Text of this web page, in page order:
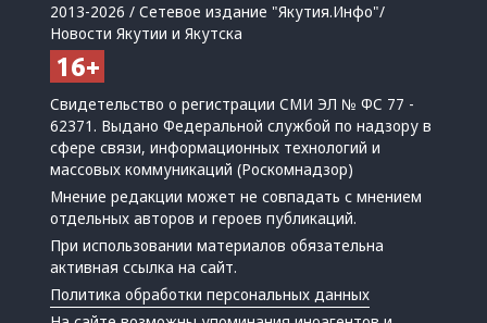
2013-2026 / Сетевое издание "Якутия.Инфо"/
Новости Якутии и Якутска
Свидетельство о регистрации СМИ ЭЛ № ФС 77 -
62371. Выдано Федеральной службой по надзору в
сфере связи, информационных технологий и
массовых коммуникаций (Роскомнадзор)
Мнение редакции может не совпадать с мнением
отдельных авторов и героев публикаций.
При использовании материалов обязательна
активная ссылка на сайт.
Политика обработки персональных данных